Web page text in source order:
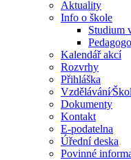
Aktuality
Info o škole
Studium
Kalendář akcí
Rozvrhy
Přihláška
Dokumenty
Kontakt
E-podatelna
Úřední deska
Povinné